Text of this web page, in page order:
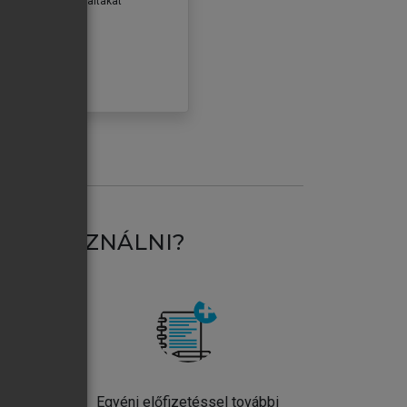
HASZNÁLNI?
Egyéni előfizetéssel további